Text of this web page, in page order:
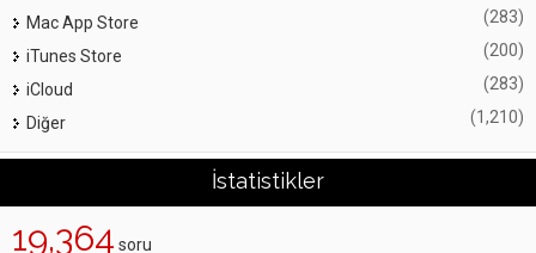
Mac App Store (283)
iTunes Store (200)
iCloud (283)
Diğer (1,210)
İstatistikler
19,364 soru